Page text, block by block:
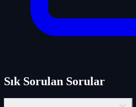
Sık Sorulan Sorular